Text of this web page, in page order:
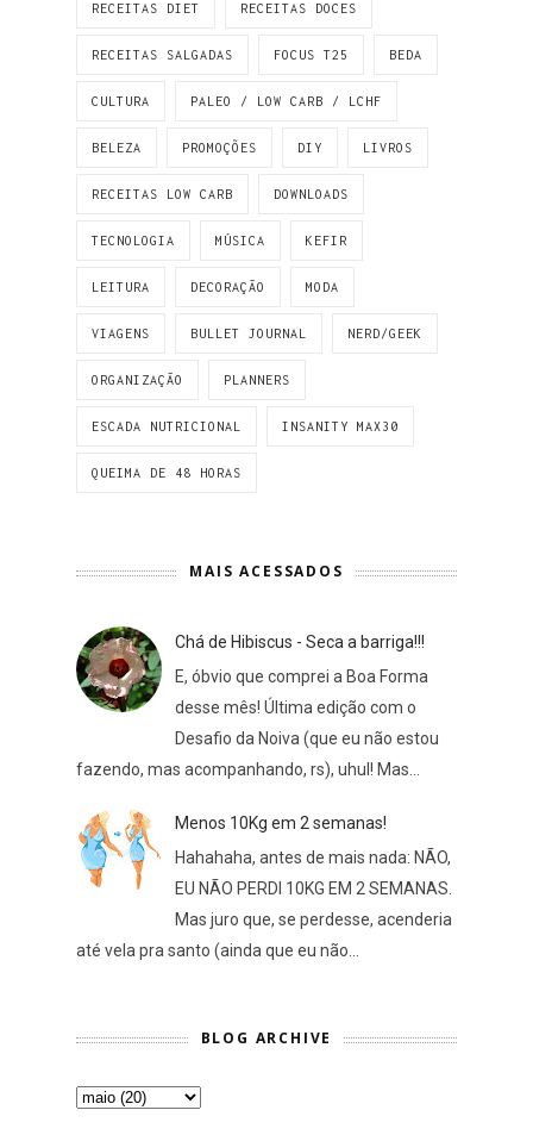
RECEITAS DIET RECEITAS DOCES
RECEITAS SALGADAS FOCUS T25 BEDA
CULTURA PALEO / LOW CARB / LCHF
BELEZA PROMOÇÕES DIY LIVROS
RECEITAS LOW CARB DOWNLOADS
TECNOLOGIA MÚSICA KEFIR
LEITURA DECORAÇÃO MODA
VIAGENS BULLET JOURNAL NERD/GEEK
ORGANIZAÇÃO PLANNERS
ESCADA NUTRICIONAL INSANITY MAX30
QUEIMA DE 48 HORAS
MAIS ACESSADOS
Chá de Hibiscus - Seca a barriga!!!
E, óbvio que comprei a Boa Forma
desse mês! Última edição com o
Desafio da Noiva (que eu não estou
fazendo, mas acompanhando, rs), uhul! Mas...
Menos 10Kg em 2 semanas!
Hahahaha, antes de mais nada: NÃO,
EU NÃO PERDI 10KG EM 2 SEMANAS.
Mas juro que, se perdesse, acenderia
até vela pra santo (ainda que eu não...
BLOG ARCHIVE